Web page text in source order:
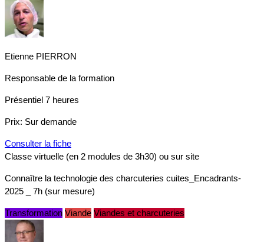
Etienne PIERRON
Responsable de la formation
Présentiel 7 heures
Prix: Sur demande
Consulter la fiche
Classe virtuelle (en 2 modules de 3h30) ou sur site
Connaître la technologie des charcuteries cuites_Encadrants-
2025 _ 7h (sur mesure)
Transformation Viande Viandes et charcuteries